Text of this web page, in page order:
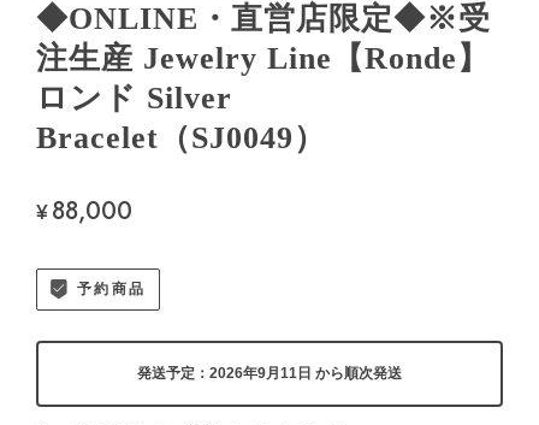
◆ONLINE・直営店限定◆※受
注生産 Jewelry Line【Ronde】
ロンド Silver
Bracelet（SJ0049）
¥88,000
予約商品
発送予定：2026年9月11日 から順次発送